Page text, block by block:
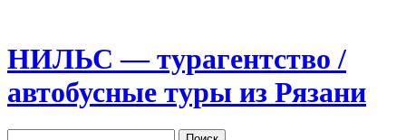
НИЛЬС — турагентство /
автобусные туры из Рязани